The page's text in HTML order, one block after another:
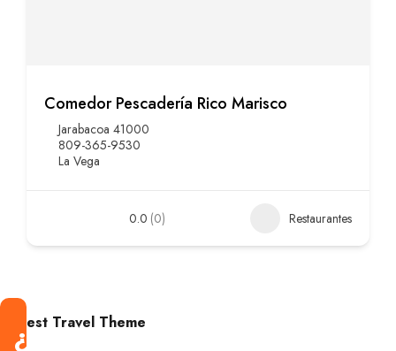
Comedor Pescadería Rico Marisco
Jarabacoa 41000
809-365-9530
La Vega
0.0 (0) Restaurantes
¿Estás
Best Travel Theme